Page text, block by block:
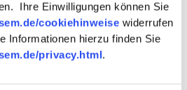
Ihre Einwilligungen können Sie
cookiehinweise widerrufen
Informationen hierzu finden Sie
privacy.html.